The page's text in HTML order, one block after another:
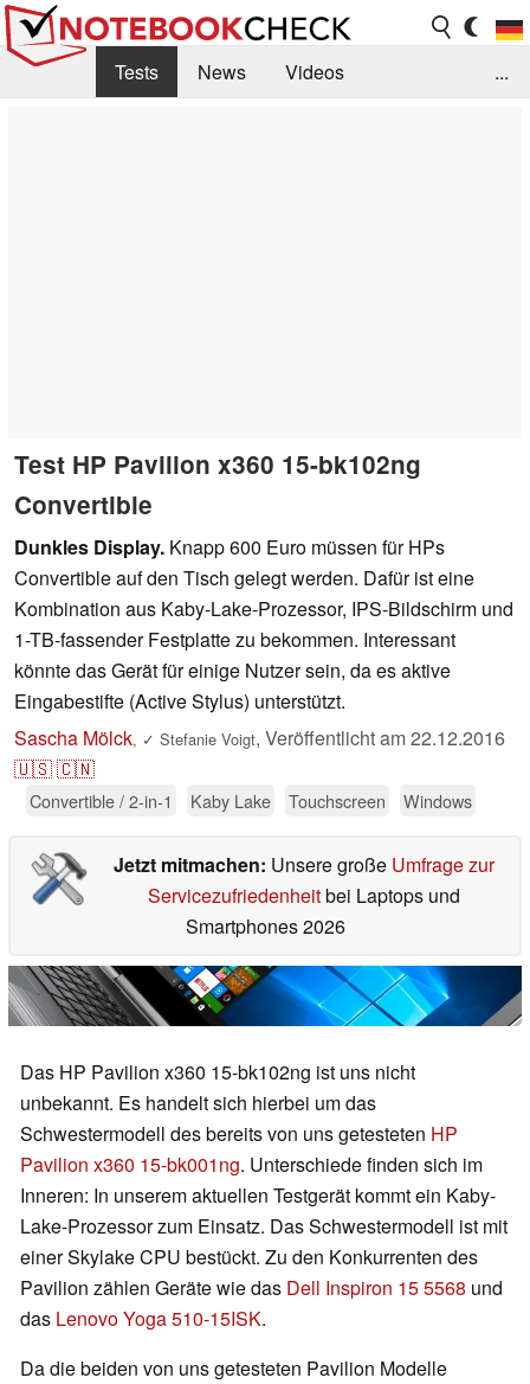
Tests News
Videos
...
Test HP Pavilion x360 15-bk102ng
Convertible
Dunkles Display. Knapp 600 Euro müssen für HPs
Convertible auf den Tisch gelegt werden. Dafür ist eine
Kombination aus Kaby-Lake-Prozessor, IPS-Bildschirm und
1-TB-fassender Festplatte zu bekommen. Interessant
könnte das Gerät für einige Nutzer sein, da es aktive
Eingabestifte (Active Stylus) unterstützt.
Sascha Mölck, ✓ Stefanie Voigt, Veröffentlicht am22.12.2016
🇺🇸🇨🇳
Convertible / 2-in-1 Kaby Lake Touchscreen Windows
Jetzt mitmachen: Unsere große Umfrage zur
Servicezufriedenheitbei Laptops und
Smartphones 2026
Das HP Pavilion x360 15-bk102ng ist uns nicht
unbekannt. Es handelt sich hierbei um das
Schwestermodell des bereits von uns getesteten HP
Pavilion x360 15-bk001ng. Unterschiede finden sich im
Inneren: In unserem aktuellen Testgerät kommt ein Kaby-
Lake-Prozessor zum Einsatz. Das Schwestermodell ist mit
einer Skylake CPU bestückt. Zu den Konkurrenten des
Pavilion zählen Geräte wie das Dell Inspiron 15 5568 und
das Lenovo Yoga 510-15ISK.
Da die beiden von uns getesteten Pavilion Modelle